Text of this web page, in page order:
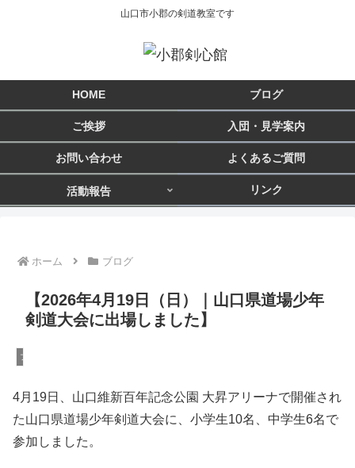
山口市小郡の剣道教室です
HOME ブログ
ご挨拶 入団・見学案内
お問い合わせ よくあるご質問
活動報告 リンク
ホーム ブログ
【2026年4月19日（日）｜山口県道場少年
剣道大会に出場しました】
ブログ
4月19日、山口維新百年記念公園 大昇アリーナで開催され
た山口県道場少年剣道大会に、小学生10名、中学生6名で
参加しました。